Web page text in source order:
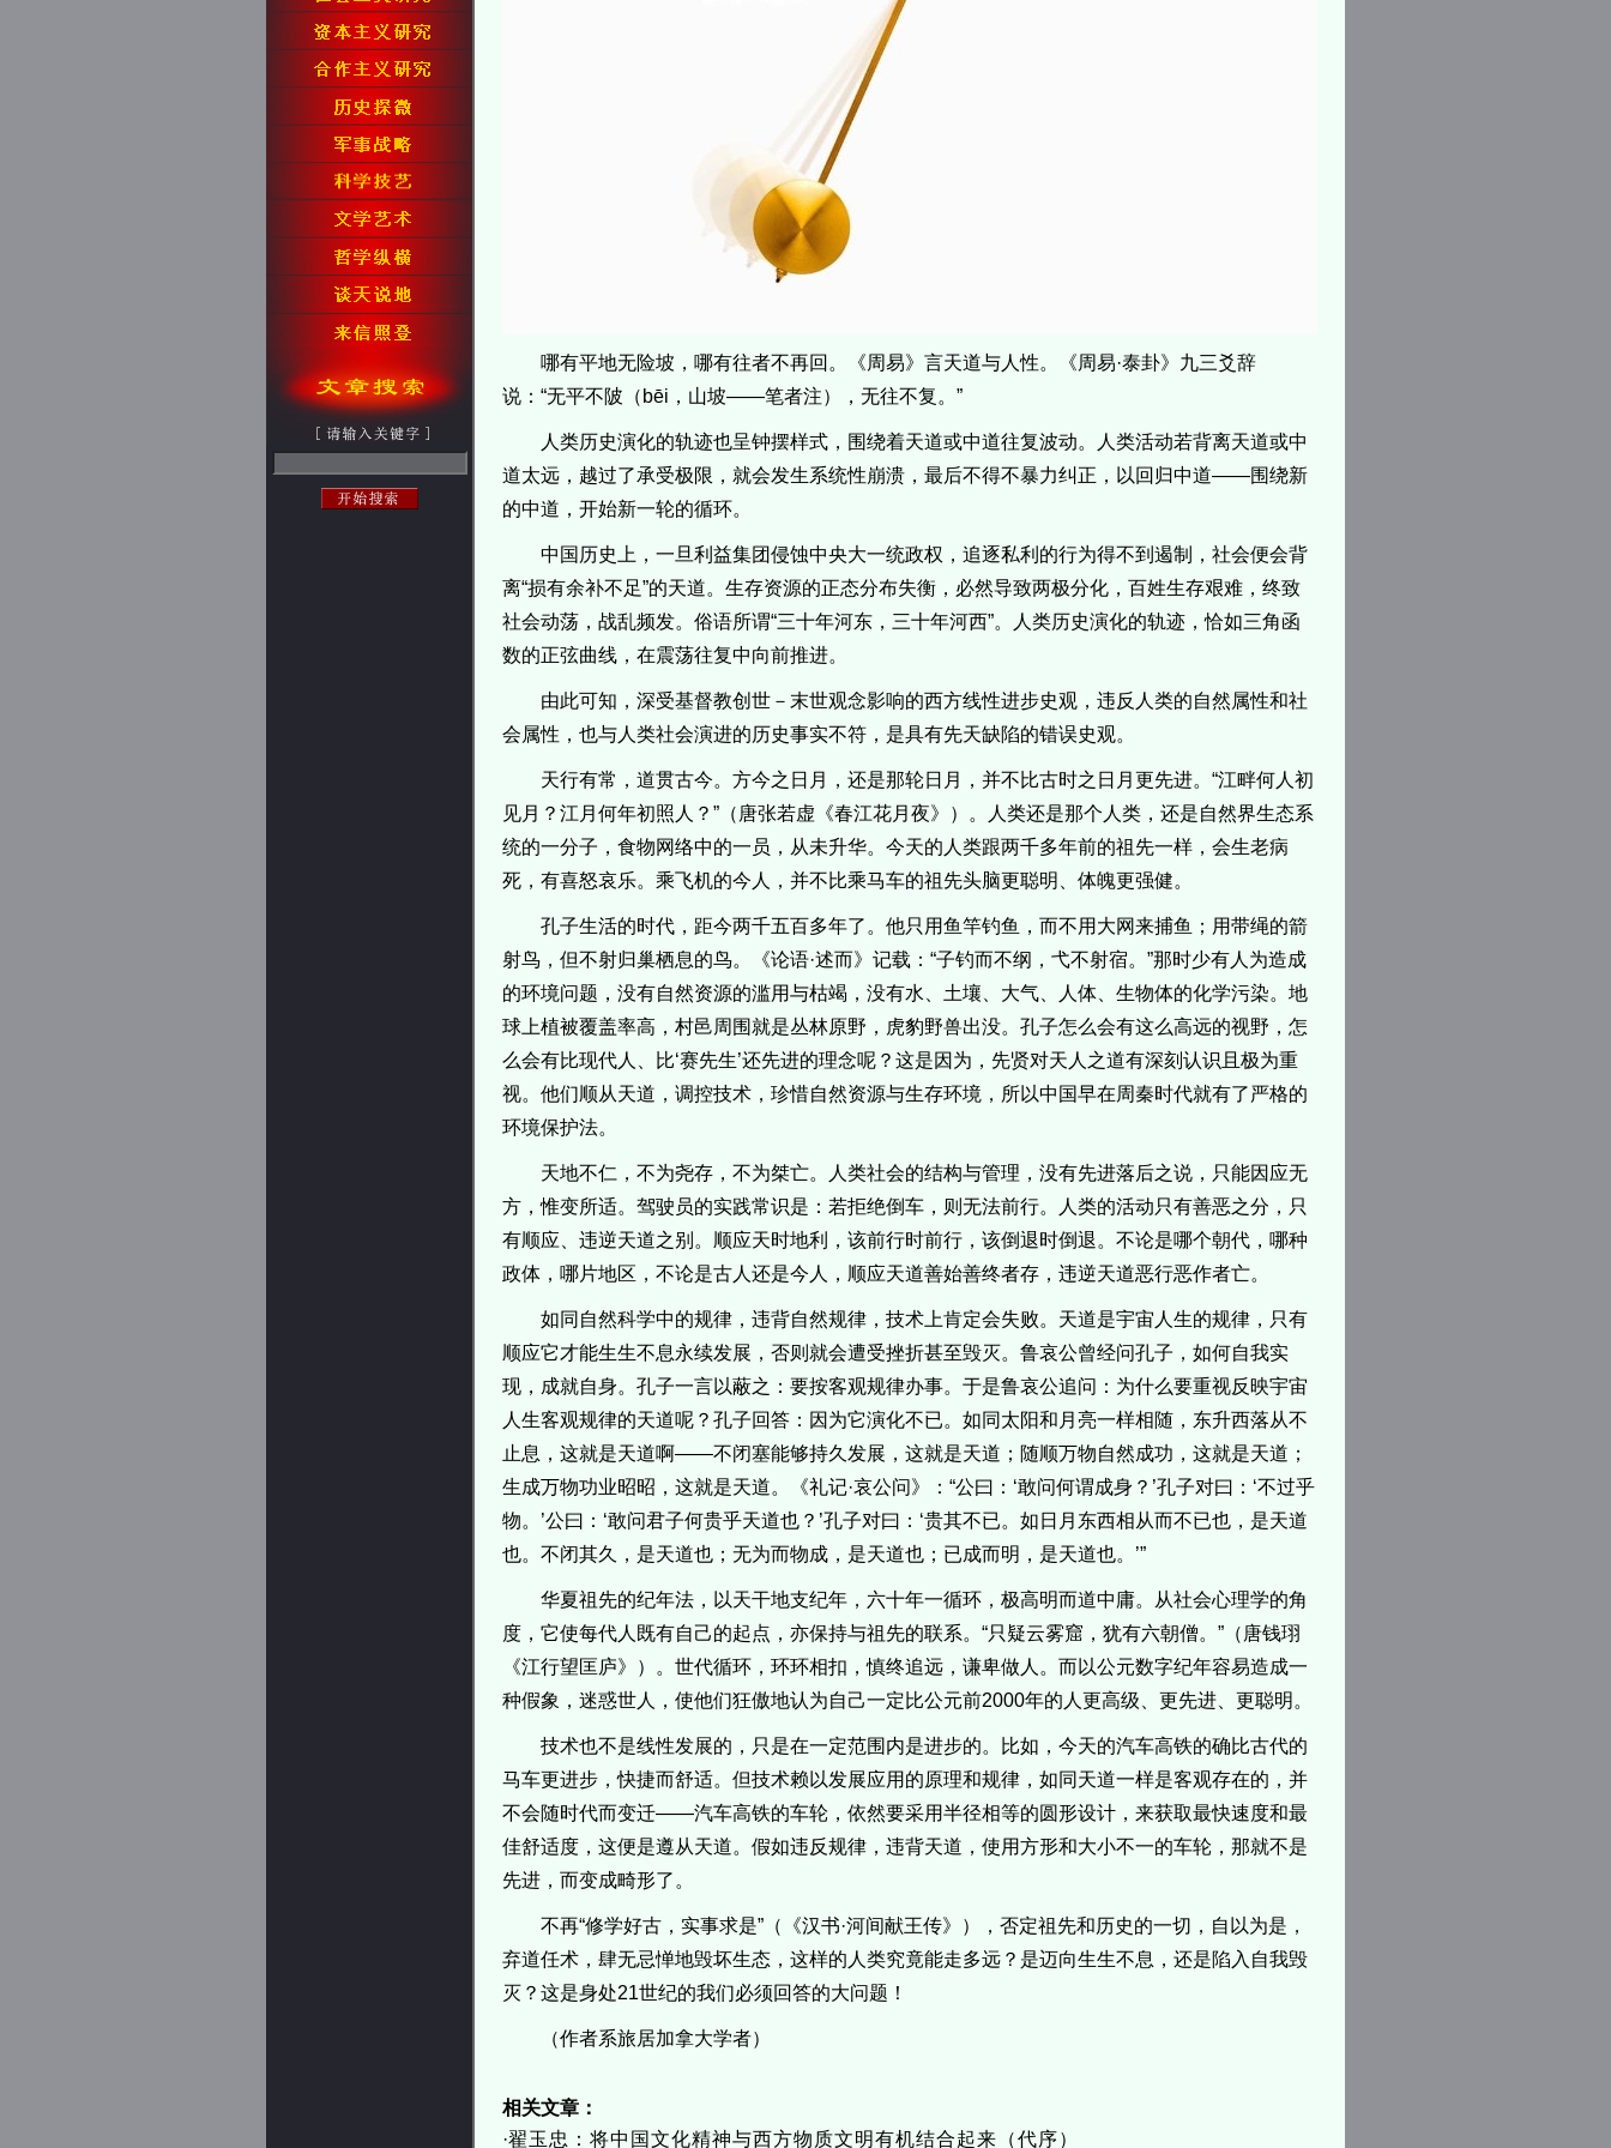
哪有平地无险坡，哪有往者不再回。《周易》言天道与人性。《周易·泰卦》九三爻辞
说：“无平不陂（‌bēi，山坡——笔者注），无往不复。”
人类历史演化的轨迹也呈钟摆样式，围绕着天道或中道往复波动。人类活动若背离天道或中
道太远，越过了承受极限，就会发生系统性崩溃，最后不得不暴力纠正，以回归中道——围绕新
的中道，开始新一轮的循环。
中国历史上，一旦利益集团侵蚀中央大一统政权，追逐私利的行为得不到遏制，社会便会背
离“损有余补不足”的天道。生存资源的正态分布失衡，必然导致两极分化，百姓生存艰难，终致
社会动荡，战乱频发。俗语所谓“三十年河东，三十年河西”。人类历史演化的轨迹，恰如三角函
数的正弦曲线，在震荡往复中向前推进。
由此可知，深受基督教创世－末世观念影响的西方线性进步史观，违反人类的自然属性和社
会属性，也与人类社会演进的历史事实不符，是具有先天缺陷的错误史观。
天行有常，道贯古今。方今之日月，还是那轮日月，并不比古时之日月更先进。“江畔何人初
见月？江月何年初照人？”（唐张若虚《春江花月夜》）。人类还是那个人类，还是自然界生态系
统的一分子，食物网络中的一员，从未升华。今天的人类跟两千多年前的祖先一样，会生老病
死，有喜怒哀乐。乘飞机的今人，并不比乘马车的祖先头脑更聪明、体魄更强健。
孔子生活的时代，距今两千五百多年了。他只用鱼竿钓鱼，而不用大网来捕鱼；用带绳的箭
射鸟，但不射归巢栖息的鸟。《论语·述而》记载：“子钓而不纲，弋不射宿。”那时少有人为造成
的环境问题，没有自然资源的滥用与枯竭，没有水、土壤、大气、人体、生物体的化学污染。地
球上植被覆盖率高，村邑周围就是丛林原野，虎豹野兽出没。孔子怎么会有这么高远的视野，怎
么会有比现代人、比‘赛先生’还先进的理念呢？这是因为，先贤对天人之道有深刻认识且极为重
视。他们顺从天道，调控技术，珍惜自然资源与生存环境，所以中国早在周秦时代就有了严格的
环境保护法。
天地不仁，不为尧存，不为桀亡。人类社会的结构与管理，没有先进落后之说，只能因应无
方，惟变所适。驾驶员的实践常识是：若拒绝倒车，则无法前行。人类的活动只有善恶之分，只
有顺应、违逆天道之别。顺应天时地利，该前行时前行，该倒退时倒退。不论是哪个朝代，哪种
政体，哪片地区，不论是古人还是今人，顺应天道善始善终者存，违逆天道恶行恶作者亡。
如同自然科学中的规律，违背自然规律，技术上肯定会失败。天道是宇宙人生的规律，只有
顺应它才能生生不息永续发展，否则就会遭受挫折甚至毁灭。鲁哀公曾经问孔子，如何自我实
现，成就自身。孔子一言以蔽之：要按客观规律办事。于是鲁哀公追问：为什么要重视反映宇宙
人生客观规律的天道呢？孔子回答：因为它演化不已。如同太阳和月亮一样相随，东升西落从不
止息，这就是天道啊——不闭塞能够持久发展，这就是天道；随顺万物自然成功，这就是天道；
生成万物功业昭昭，这就是天道。《礼记·哀公问》：“公曰：‘敢问何谓成身？’孔子对曰：‘不过乎
物。’公曰：‘敢问君子何贵乎天道也？’孔子对曰：‘贵其不已。如日月东西相从而不已也，是天道
也。不闭其久，是天道也；无为而物成，是天道也；已成而明，是天道也。’”
华夏祖先的纪年法，以天干地支纪年，六十年一循环，极高明而道中庸。从社会心理学的角
度，它使每代人既有自己的起点，亦保持与祖先的联系。“只疑云雾窟，犹有六朝僧。”（唐钱珝
《江行望匡庐》）。世代循环，环环相扣，慎终追远，谦卑做人。而以公元数字纪年容易造成一
种假象，迷惑世人，使他们狂傲地认为自己一定比公元前2000年的人更高级、更先进、更聪明。
技术也不是线性发展的，只是在一定范围内是进步的。比如，今天的汽车高铁的确比古代的
马车更进步，快捷而舒适。但技术赖以发展应用的原理和规律，如同天道一样是客观存在的，并
不会随时代而变迁——汽车高铁的车轮，依然要采用半径相等的圆形设计，来获取最快速度和最
佳舒适度，这便是遵从天道。假如违反规律，违背天道，使用方形和大小不一的车轮，那就不是
先进，而变成畸形了。
不再“修学好古，实事求是”（《汉书·河间献王传》），否定祖先和历史的一切，自以为是，
弃道任术，肆无忌惮地毁坏生态，这样的人类究竟能走多远？是迈向生生不息，还是陷入自我毁
灭？这是身处21世纪的我们必须回答的大问题！
（作者系旅居加拿大学者）
相关文章：
·翟玉忠：将中国文化精神与西方物质文明有机结合起来（代序）